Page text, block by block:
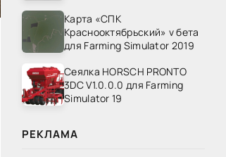
Карта «СПК
Краснооктябрьский» v бета
для Farming Simulator 2019
Сеялка HORSCH PRONTO
3DC V1.0.0.0 для Farming
Simulator 19
РЕКЛАМА